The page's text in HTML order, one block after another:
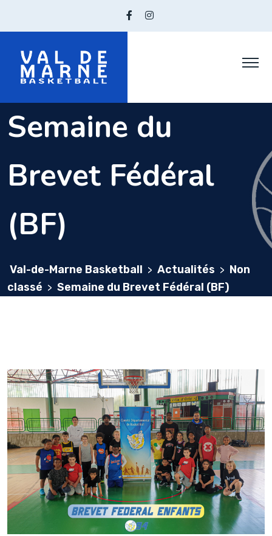
Semaine du
Brevet Fédéral
(BF)
Val-de-Marne Basketball > Actualités > Non
classé > Semaine du Brevet Fédéral (BF)